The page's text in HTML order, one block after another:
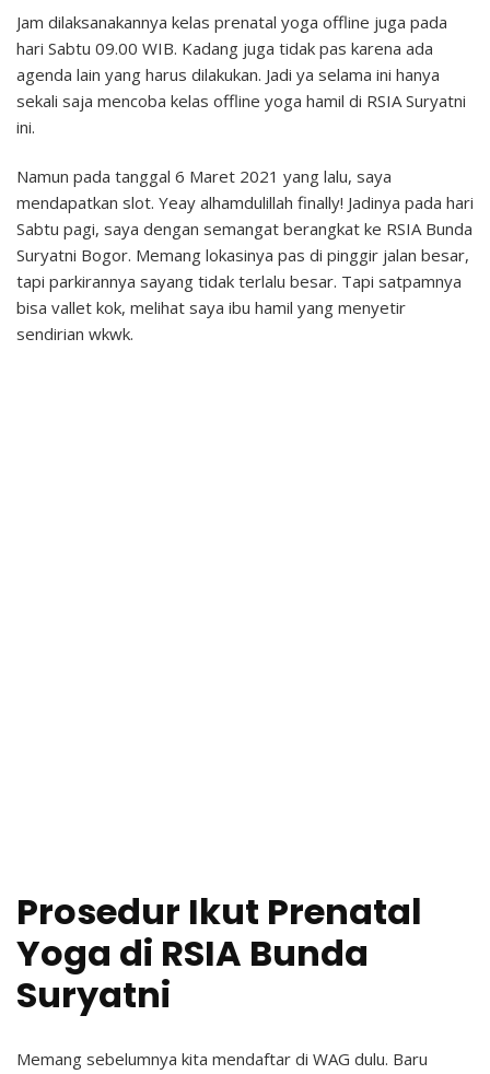
Jam dilaksanakannya kelas prenatal yoga offline juga pada
hari Sabtu 09.00 WIB. Kadang juga tidak pas karena ada
agenda lain yang harus dilakukan. Jadi ya selama ini hanya
sekali saja mencoba kelas offline yoga hamil di RSIA Suryatni
ini.
Namun pada tanggal 6 Maret 2021 yang lalu, saya
mendapatkan slot. Yeay alhamdulillah finally! Jadinya pada hari
Sabtu pagi, saya dengan semangat berangkat ke RSIA Bunda
Suryatni Bogor. Memang lokasinya pas di pinggir jalan besar,
tapi parkirannya sayang tidak terlalu besar. Tapi satpamnya
bisa vallet kok, melihat saya ibu hamil yang menyetir
sendirian wkwk.
Prosedur Ikut Prenatal
Yoga di RSIA Bunda
Suryatni
Memang sebelumnya kita mendaftar di WAG dulu. Baru